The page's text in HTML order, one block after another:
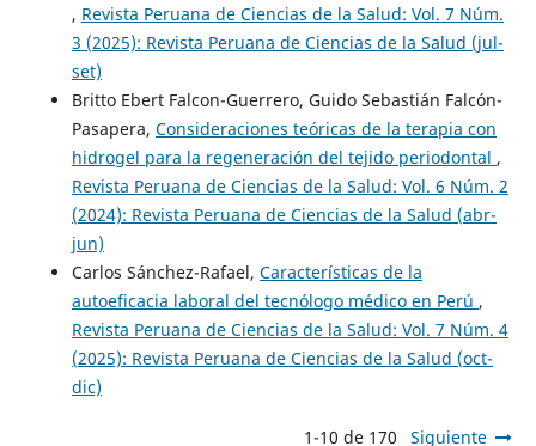
, Revista Peruana de Ciencias de la Salud: Vol. 7 Núm.
3 (2025): Revista Peruana de Ciencias de la Salud (jul-
set)
Britto Ebert Falcon-Guerrero, Guido Sebastián Falcón-
Pasapera, Consideraciones teóricas de la terapia con
hidrogel para la regeneración del tejido periodontal ,
Revista Peruana de Ciencias de la Salud: Vol. 6 Núm. 2
(2024): Revista Peruana de Ciencias de la Salud (abr-
jun)
Carlos Sánchez-Rafael, Características de la
autoeficacia laboral del tecnólogo médico en Perú ,
Revista Peruana de Ciencias de la Salud: Vol. 7 Núm. 4
(2025): Revista Peruana de Ciencias de la Salud (oct-
dic)
1-10 de 170 Siguiente